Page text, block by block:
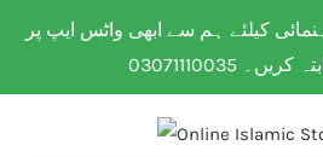
کیلئے ہم سے ابھی واٹس ایپ پر
WhatsApp: 0307 111 00 35 | Flat